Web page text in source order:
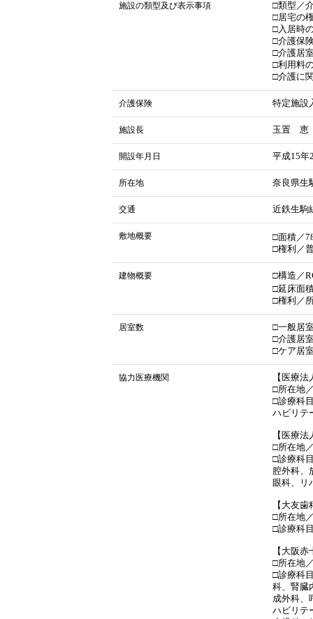
施設の類型及び表示事項
□類型／
□居宅の
□入居時
□介護保
□介護居
□利用料
□介護に
介護保険 特定施設
施設長 玉置 恵
開設年月日 平成15年
所在地 奈良県生
交通 近鉄生駒
敷地概要
□面積／
□権利／
建物概要
□構造／
□延床面
□権利／
居室数
□一般居
□介護居
□ケア居
協力医療機関
【医療
□所在地
□診療科
ハビリテ
【医療
□所在地
□診療科
腔外科、
眼科、リ
【大友
□所在地
□診療科
【大阪
□所在地
□診療科
科、腎臓
成外科、
ハビリテ